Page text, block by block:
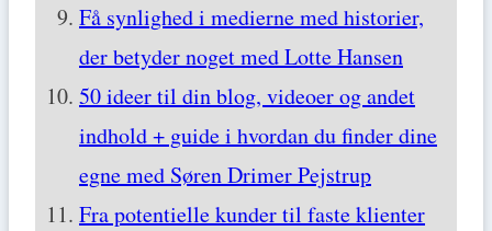
Få synlighed i medierne med historier,
der betyder noget med Lotte Hansen
50 ideer til din blog, videoer og andet
indhold + guide i hvordan du finder dine
egne med Søren Drimer Pejstrup
Fra potentielle kunder til faste klienter